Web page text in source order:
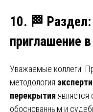
10. 🏁
приглашение
Уважаемые коллеги!
методология
перекрытия
обоснованным и